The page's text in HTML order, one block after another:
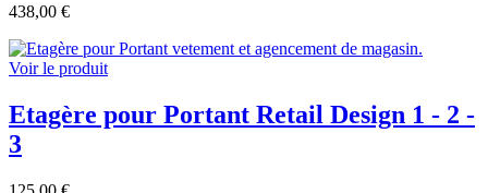
438,00 €
Voir le produit
Etagère pour Portant Retail Design 1 - 2 -
3